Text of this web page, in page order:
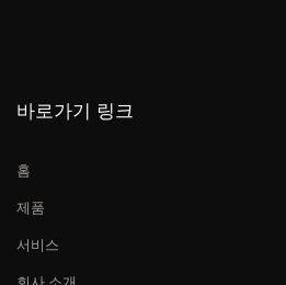
바로가기 링크
홈
제품
서비스